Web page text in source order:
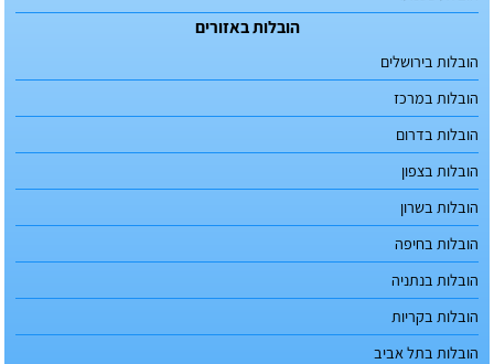
הובלות באזורים
הובלות בירושלים
הובלות במרכז
הובלות בדרום
הובלות בצפון
הובלות בשרון
הובלות בחיפה
הובלות בנתניה
הובלות בקריות
הובלות בתל אביב